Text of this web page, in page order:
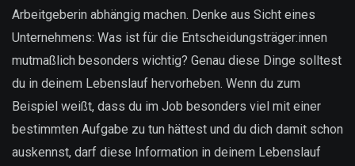
Arbeitgeberin abhängig machen. Denke aus Sicht eines
Unternehmens: Was ist für die Entscheidungsträger:innen
mutmaßlich besonders wichtig? Genau diese Dinge solltest
du in deinem Lebenslauf hervorheben. Wenn du zum
Beispiel weißt, dass du im Job besonders viel mit einer
bestimmten Aufgabe zu tun hättest und du dich damit schon
auskennst, darf diese Information in deinem Lebenslauf